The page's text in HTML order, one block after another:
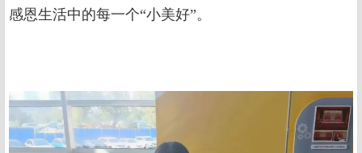
感恩生活中的每一个“小美好”。